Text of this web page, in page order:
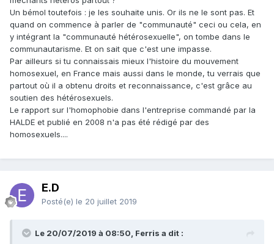
Un bémol toutefois : je les souhaite unis. Or ils ne le sont pas. Et
quand on commence à parler de "communauté" ceci ou cela, en
y intégrant la "communauté hétérosexuelle", on tombe dans le
communautarisme. Et on sait que c'est une impasse.
Par ailleurs si tu connaissais mieux l'histoire du mouvement
homosexuel, en France mais aussi dans le monde, tu verrais que
partout où il a obtenu droits et reconnaissance, c'est grâce au
soutien des hétérosexuels.
Le rapport sur l'homophobie dans l'entreprise commandé par la
HALDE et publié en 2008 n'a pas été rédigé par des
homosexuels....
E.D
Posté(e) le 20 juillet 2019
Le 20/07/2019 à 08:50, Ferris a dit :